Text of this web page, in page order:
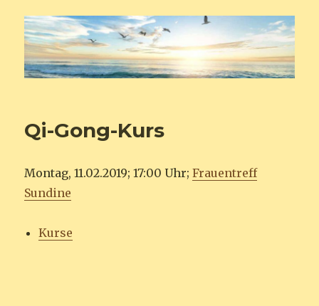
Qi-Gong-Kurs
Montag, 11.02.2019; 17:00 Uhr;Frauentreff
Sundine
Kurse